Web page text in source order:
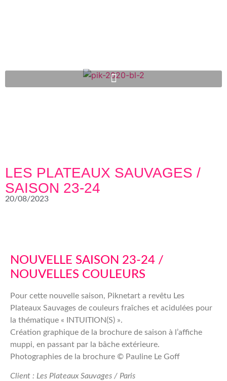
LES PLATEAUX SAUVAGES /
SAISON 23-24
20/08/2023
NOUVELLE SAISON 23-24 /
NOUVELLES COULEURS
Pour cette nouvelle saison, Piknetart a revêtu Les
Plateaux Sauvages de couleurs fraîches et acidulées pour
la thématique « INTUITION(S) ».
Création graphique de la brochure de saison à l’affiche
muppi, en passant par la bâche extérieure.
Photographies de la brochure © Pauline Le Goff
Client : Les Plateaux Sauvages / Paris